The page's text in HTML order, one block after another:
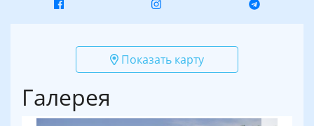
Показать карту
Галерея